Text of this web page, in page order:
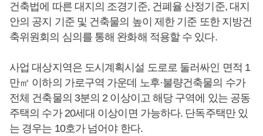
건축법에 따른 대지의 조경기준, 건폐율 산정기준, 대지
안의 공지 기준 및 건축물의 높이 제한 기준 또한 지방건
축위원회의 심의를 통해 완화해 적용할 수 있다.
사업 대상지역은 도시계획시설 도로로 둘러싸인 면적 1
만㎡ 이하의 가로구역 가운데 노후·불량건축물의 수가
전체 건축물의 3분의 2 이상이고 해당 구역에 있는 공동
주택의 수가 20세대 이상이면 가능하다. 단독주택만 있
는 경우는 10호가 넘어야 한다.